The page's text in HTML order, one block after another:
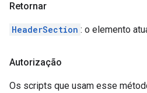
Retornar
HeaderSection : o elemento
Autorização
Os scripts que usam esse